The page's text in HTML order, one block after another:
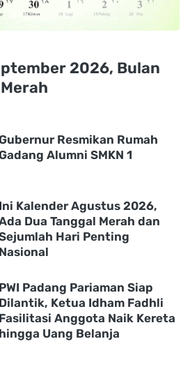
2026, Bulan
Resmikan Rumah
Alumni SMKN 1
Ini Kalender Agustus 2026,
Dua Tanggal Merah dan
Hari Penting
Nasional
PWI Padang Pariaman Siap
Dilantik, Ketua Idham Fadhli
Fasilitasi Anggota Naik Kereta
hingga Uang Belanja